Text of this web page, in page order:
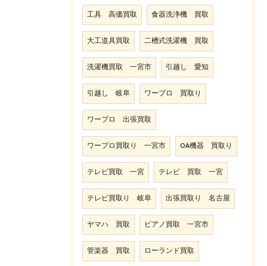
工具 高価買取 食器洗浄機 買取
大工道具買取 二槽式洗濯機 買取
洗濯機買取 一宮市 引越し 愛知
引越し 岐阜 ワープロ 買取り
ワープロ 出張買取
ワープロ買取り 一宮市 OA機器 買取り
テレビ買取 一宮 テレビ 買取 一宮
テレビ買取り 岐阜 出張買取り 名古屋
ヤマハ 買取 ピアノ買取 一宮市
管楽器 買取 ローランド買取